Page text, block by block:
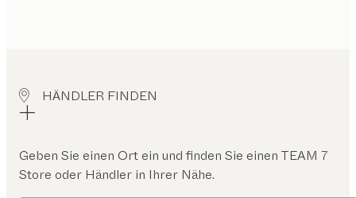
HÄNDLER FINDEN
Geben Sie einen Ort ein und finden Sie einen TEAM 7
Store oder Händler in Ihrer Nähe.